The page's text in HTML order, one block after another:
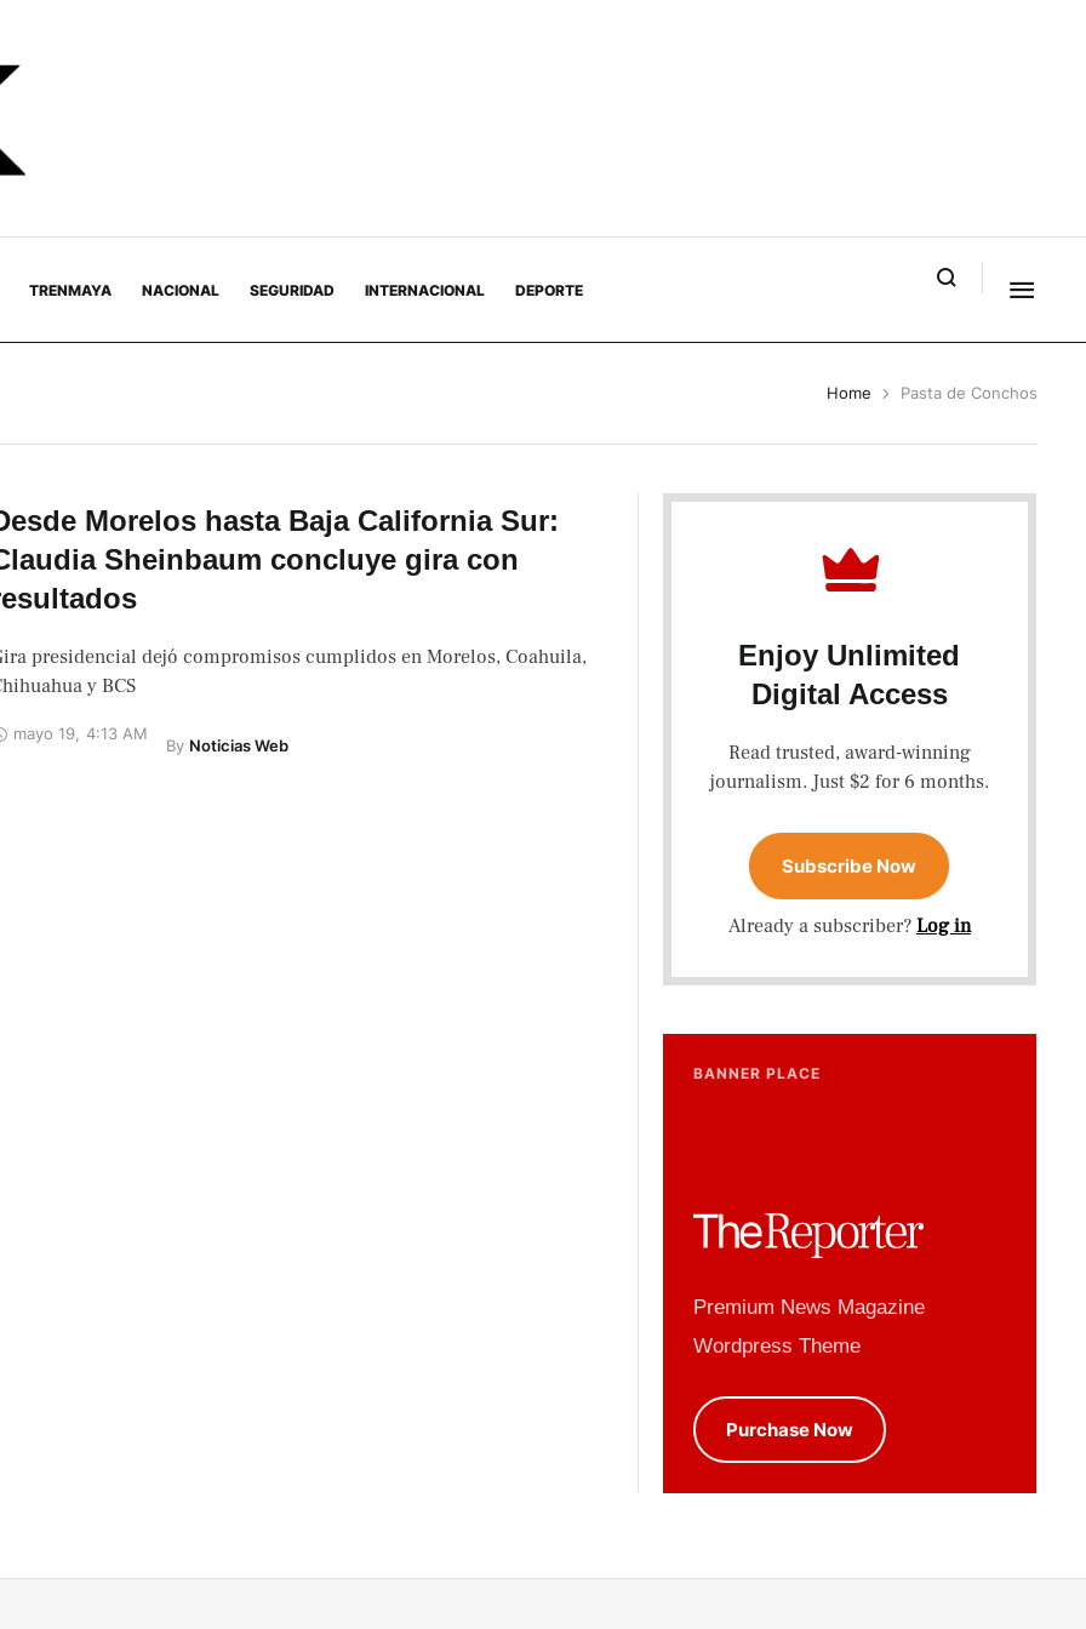
TRENMAYA NACIONAL SEGURIDAD INTERNACIONAL DEPORTE
Home Pasta de Conchos
Morelos hasta Baja California Sur:
Sheinbaum concluye gira con
presidencial dejó compromisos cumplidos en Morelos, Coahuila,
y BCS
mayo 19, 4:13 AM
By Noticias Web
Enjoy Unlimited
Digital Access
Read trusted, award-winning
journalism. Just $2 for 6 months.
Subscribe Now
Already a subscriber? Log in
BANNER PLACE
Premium News Magazine
Wordpress Theme
Purchase Now